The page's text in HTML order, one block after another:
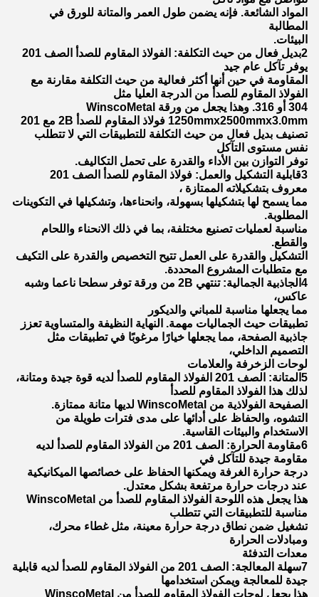
المواد الشائعة. فإنه يضمن طول العمر والمتانة للورق في
المطالبة
البيئات.
2بديل فعال من حيث التكلفة: الفولاذ المقاوم للصدأ الصف 201
يوفر تآكل عام جيد
المقاومة في حين أنها أكثر فعالية من حيث التكلفة مقارنة مع
الفولاذ المقاوم للصدأ من الدرجة العليا مثل
304 أو 316. وهذا يجعل من ورقة WinscoMetal
1250mmx2500mmx3.0mm فولاذ المقاوم للصدأ 2B مع 201
تصنيف بديل فعال من حيث التكلفة للتطبيقات التي لا تتطلب
نفس مستوى التآكل
توفر التوازن بين الأداء والقدرة على تحمل التكاليف.
3قابلية التشكيل والعمل: فولاذ المقاوم للصدأ الصف 201
معروف بتشكيلاته الممتازة ،
مما يسمح لها بتشكيلها بسهولة، وانحناءها، وتشكيلها في التكوينات
المطلوبة.
مناسبة لعمليات تصنيع مختلفة، بما في ذلك الانحناء واللحام
والقطع.
التشكيل والقدرة على العمل تتيح التخصيص والقدرة على التكيف
مع متطلبات المشروع المحددة.
4الجاذبية الجمالية: تنتهي 2B من ورقة توفر سطحا ناعما وشبه
عاكس،
مما يجعلها مناسبة للمباني والديكور
تطبيقات حيث الجماليات مهمة. النهاية النظيفة والمتساوية تعزز
جاذبية الصفحة، مما يجعلها خيارًا مرغوبًا في تطبيقات مثل
التصميم الداخلي،
لوحات الزخرفة والعلامات
5المتانة: الصف 201 الفولاذ المقاوم للصدأ لديه قوة جيدة ومتانة،
لذلك هذا الفولاذ المقاوم للصدأ
الصفيحة الفولاذية من WinscoMetal لديها متانة ممتازة.
التشوه، والحفاظ على أدائها على مدى فترات طويلة من
الاستخدام والبيئات القاسية.
6مقاومة الحرارة: الصف 201 من الفولاذ المقاوم للصدأ لديه
مقاومة جيدة للتآكل في
درجة حرارة الغرفة ويمكنها الحفاظ على خصائصها الميكانيكية
عند درجات حرارة مرتفعة بشكل معتدل.
هذا يجعل هذه اللوحة الفولاذ المقاوم للصدأ من WinscoMetal
مناسبة للتطبيقات التي تتطلب
تشغيل ضمن نطاق درجة حرارة معينة، مثل غطاء محرك،
ومبادلات الحرارة
معدات التدفئة
7سهلة المعالجة: الصف 201 من الفولاذ المقاوم للصدأ لديه قابلية
جيدة للمعالجة ويمكن استخدامها
هذا يجعل لوحات الفولاذ المقاوم للصدأ من WinscoMetal